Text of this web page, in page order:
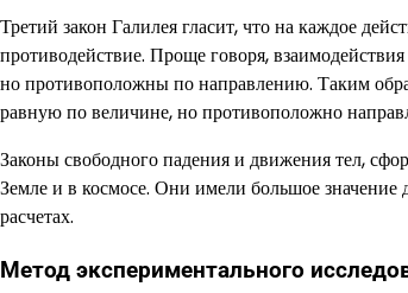
Третий закон Галилея гласит, что на каждое
противодействие. Проще говоря,
но противоположны по направлению. Таким
равную по величине, но противоположно
Законы свободного падения и движения тел,
Земле и в космосе. Они имели большое
расчетах.
Метод экспериментального